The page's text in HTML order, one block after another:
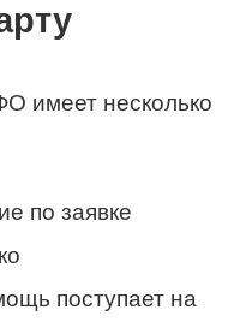
имеет несколько
по заявке
поступает на